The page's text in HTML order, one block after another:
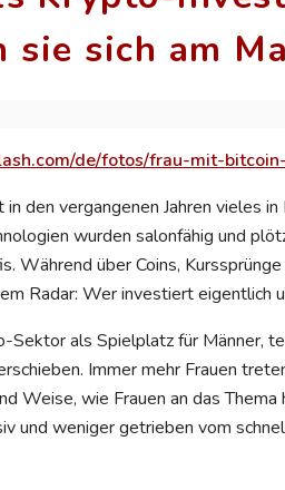
sie sich am
de/fotos/frau-mit-
den vergangenen Jahren vieles
wurden salonfähig und
Während über Coins,
Radar: Wer investiert eigentlich
Sektor als Spielplatz für Männer,
Immer mehr Frauen
Weise, wie Frauen an das
und weniger getrieben vom